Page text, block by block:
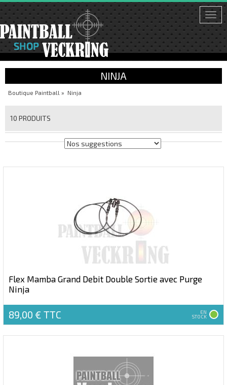
NINJA
Boutique Paintball » Ninja
10 PRODUITS
Flex Mamba Grand Debit Double Sortie avec Purge
Ninja
89,00 € TTC EN
STOCK